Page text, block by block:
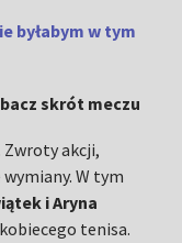
byłabym w tym
skrót meczu
akcji,
W tym
i Aryna
tenisa.